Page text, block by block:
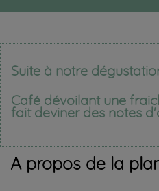
Suite à notre
Café dévoilant une
fait deviner des notes
A propos de la